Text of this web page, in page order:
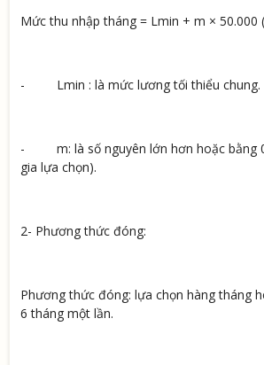
Mức thu nhập tháng = Lmin + m × 50.000
- Lmin : là mức lương tối thiểu chung.
- m: là số nguyên lớn hơn hoặc bằng
gia lựa chọn).
2- Phương thức đóng:
Phương thức đóng: lựa chọn hàng tháng
6 tháng một lần.